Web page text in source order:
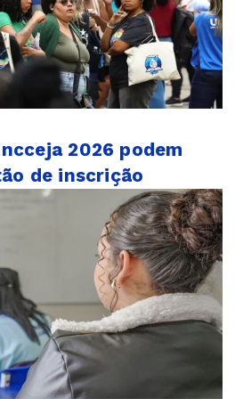
2026 podem
de inscrição